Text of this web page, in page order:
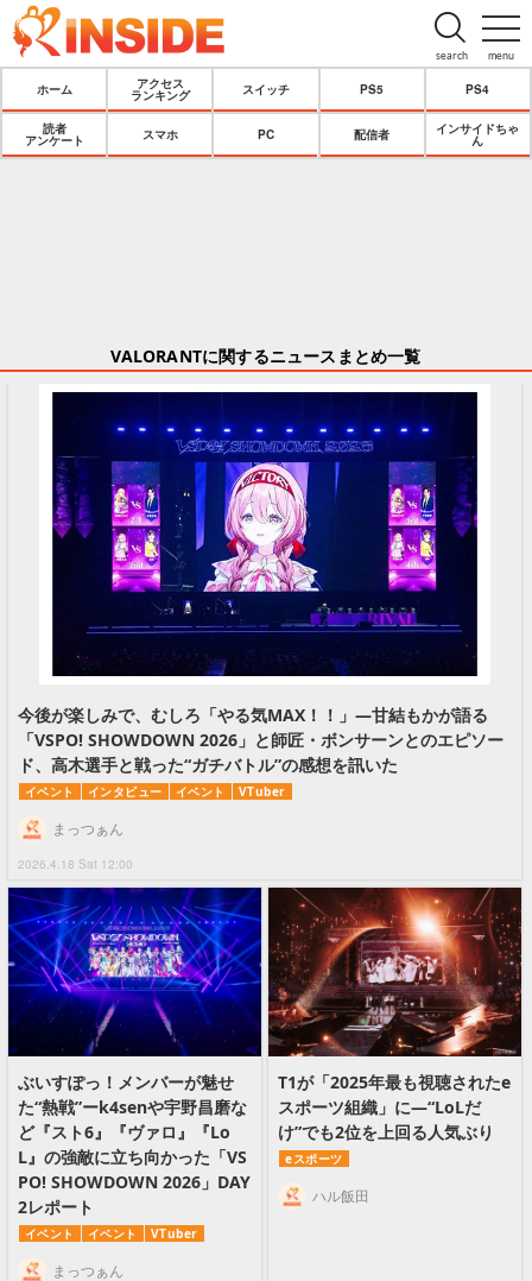
menu
search
ホーム
アクセス
ランキング
スイッチ PS5 PS4
読者
アンケート
スマホ PC 配信者
インサイドちゃ
ん
VALORANTに関するニュースまとめ一覧
今後が楽しみで、むしろ「やる気MAX！！」―甘結もかが語る
「VSPO! SHOWDOWN 2026」と師匠・ボンサーンとのエピソー
ド、高木選手と戦った“ガチバトル”の感想を訊いた
イベント インタビュー イベント VTuber
2026.4.18 Sat 12:00
まっつぁん
ぶいすぽっ！メンバーが魅せ
た“熱戦”ーk4senや宇野昌磨な
ど『スト6』『ヴァロ』『Lo
L』の強敵に立ち向かった「VS
PO! SHOWDOWN 2026」DAY
2レポート
イベント イベント VTuber
まっつぁん
T1が「2025年最も視聴されたe
スポーツ組織」に―“LoLだ
け”でも2位を上回る人気ぶり
eスポーツ
ハル飯田